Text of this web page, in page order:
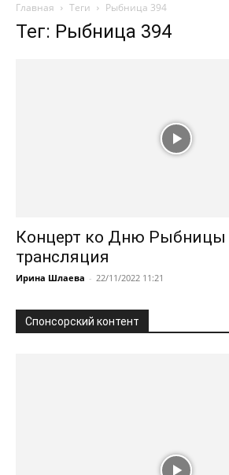
Главная Теги Рыбница 394
Тег: Рыбница 394
Концерт ко Дню Рыбницы
трансляция
Ирина Шлаева - 22/11/2022 11:21
Спонсорский контент